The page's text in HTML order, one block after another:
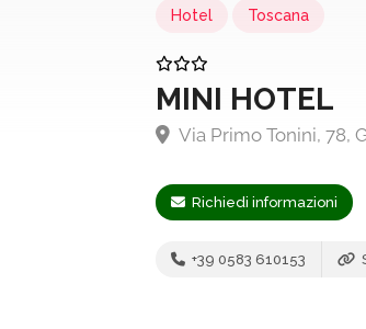
Hotel Toscana
MINI HOTEL
Via Primo Tonini, 78,
Richiedi informazioni
+39 0583 610153